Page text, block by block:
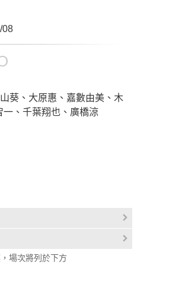
08
葵、大原惠、嘉數由美、木
一、千葉翔也、廣橋涼
場次將列於下方